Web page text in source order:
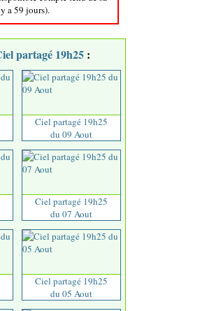
a 59 jours).
partagé 19h25 :
Ciel partagé 19h25
du 09 Aout
Ciel partagé 19h25
du 07 Aout
Ciel partagé 19h25
du 05 Aout